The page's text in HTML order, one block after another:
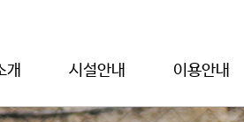
개 시설안내 이용안내